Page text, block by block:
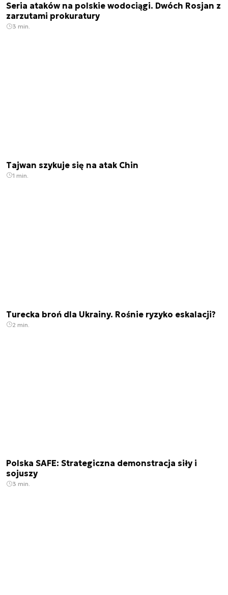
Seria ataków na polskie wodociągi. Dwóch Rosjan z
zarzutami prokuratury
3 min.
Tajwan szykuje się na atak Chin
1 min.
Turecka broń dla Ukrainy. Rośnie ryzyko eskalacji?
2 min.
Polska SAFE: Strategiczna demonstracja siły i
sojuszy
3 min.